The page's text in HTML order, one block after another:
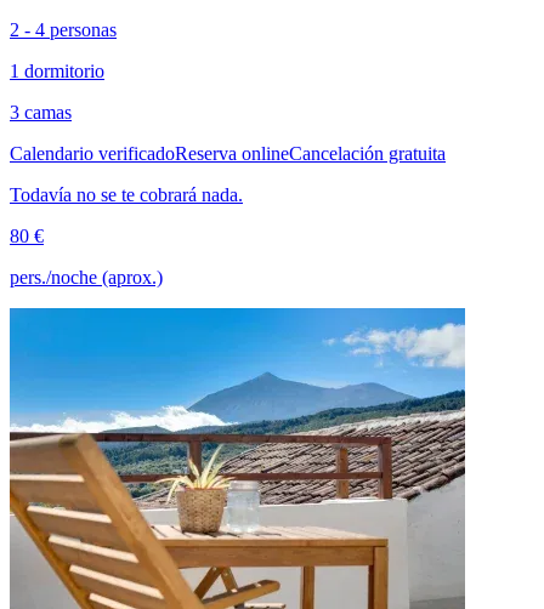
2 - 4 personas
1 dormitorio
3 camas
Calendario verificadoReserva onlineCancelación gratuita
Todavía no se te cobrará nada.
80 €
pers./noche (aprox.)